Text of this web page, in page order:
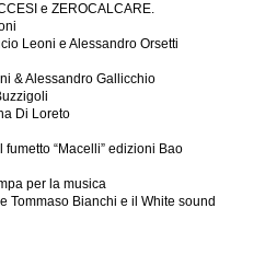
e ZEROCALCARE.
Leoni e Alessandro Orsetti
& Alessandro Gallicchio
Di Loreto
fumetto “Macelli” edizioni Bao
per la musica
Tommaso Bianchi e il White sound